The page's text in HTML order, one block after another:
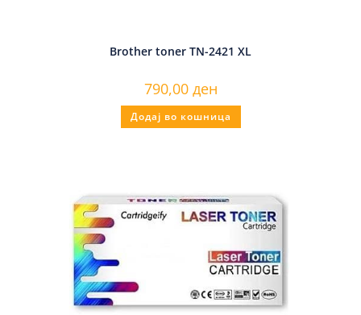
Brother toner TN-2421 XL
790,00 ден
Додај во кошница